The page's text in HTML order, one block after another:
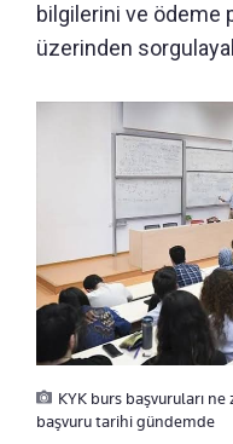
bilgilerini ve ödeme
üzerinden
KYK burs başvuruları
başvuru tarihi gündemde